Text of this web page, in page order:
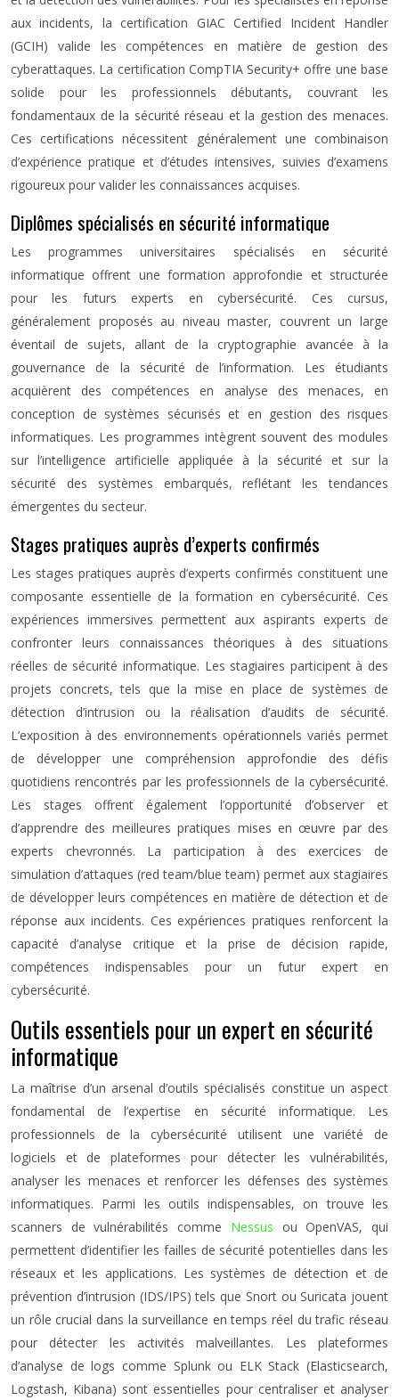
aux incidents, la certification GIAC Certified Incident Handler
(GCIH) valide les compétences en matière de gestion des
cyberattaques. La certification CompTIA Security+ offre une base
solide pour les professionnels débutants, couvrant les
fondamentaux de la sécurité réseau et la gestion des menaces.
Ces certifications nécessitent généralement une combinaison
d’expérience pratique et d’études intensives, suivies d’examens
rigoureux pour valider les connaissances acquises.
Diplômes spécialisés en sécurité informatique
Les programmes universitaires spécialisés en sécurité
informatique offrent une formation approfondie et structurée
pour les futurs experts en cybersécurité. Ces cursus,
généralement proposés au niveau master, couvrent un large
éventail de sujets, allant de la cryptographie avancée à la
gouvernance de la sécurité de l’information. Les étudiants
acquièrent des compétences en analyse des menaces, en
conception de systèmes sécurisés et en gestion des risques
informatiques. Les programmes intègrent souvent des modules
sur l’intelligence artificielle appliquée à la sécurité et sur la
sécurité des systèmes embarqués, reflétant les tendances
émergentes du secteur.
Stages pratiques auprès d’experts confirmés
Les stages pratiques auprès d’experts confirmés constituent une
composante essentielle de la formation en cybersécurité. Ces
expériences immersives permettent aux aspirants experts de
confronter leurs connaissances théoriques à des situations
réelles de sécurité informatique. Les stagiaires participent à des
projets concrets, tels que la mise en place de systèmes de
détection d’intrusion ou la réalisation d’audits de sécurité.
L’exposition à des environnements opérationnels variés permet
de développer une compréhension approfondie des défis
quotidiens rencontrés par les professionnels de la cybersécurité.
Les stages offrent également l’opportunité d’observer et
d’apprendre des meilleures pratiques mises en œuvre par des
experts chevronnés. La participation à des exercices de
simulation d’attaques (red team/blue team) permet aux stagiaires
de développer leurs compétences en matière de détection et de
réponse aux incidents. Ces expériences pratiques renforcent la
capacité d’analyse critique et la prise de décision rapide,
compétences indispensables pour un futur expert en
cybersécurité.
Outils essentiels pour un expert en sécurité
informatique
La maîtrise d’un arsenal d’outils spécialisés constitue un aspect
fondamental de l’expertise en sécurité informatique. Les
professionnels de la cybersécurité utilisent une variété de
logiciels et de plateformes pour détecter les vulnérabilités,
analyser les menaces et renforcer les défenses des systèmes
informatiques. Parmi les outils indispensables, on trouve les
scanners de vulnérabilités comme Nessus ou OpenVAS, qui
permettent d’identifier les failles de sécurité potentielles dans les
réseaux et les applications. Les systèmes de détection et de
prévention d’intrusion (IDS/IPS) tels que Snort ou Suricata jouent
un rôle crucial dans la surveillance en temps réel du trafic réseau
pour détecter les activités malveillantes. Les plateformes
d’analyse de logs comme Splunk ou ELK Stack (Elasticsearch,
Logstash, Kibana) sont essentielles pour centraliser et analyser